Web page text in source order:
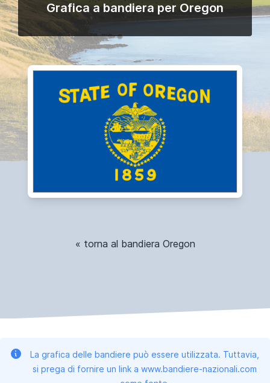
Grafica a bandiera per Oregon
« torna al bandiera Oregon
La grafica delle bandiere può essere utilizzata. Tuttavia,
si prega di fornire un link a www.bandiere-nazionali.com